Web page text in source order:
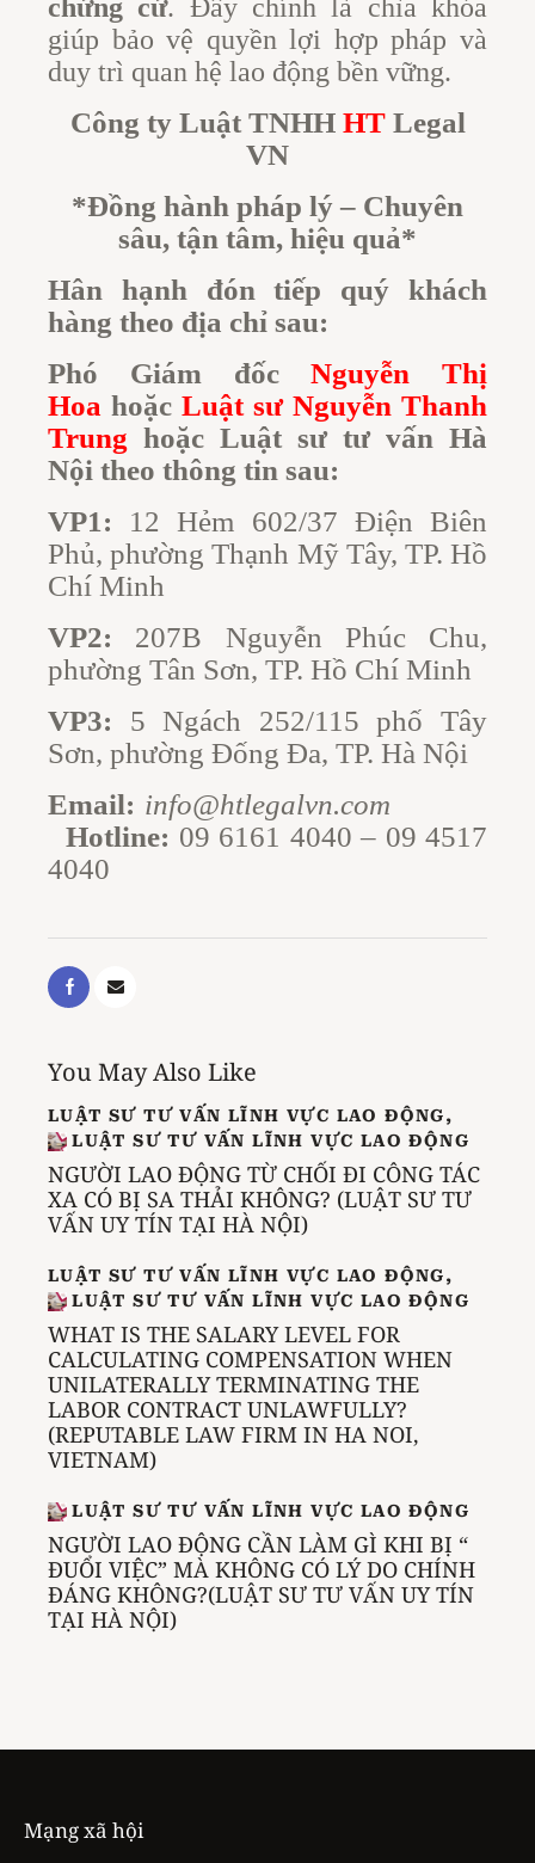
chứng cứ. Đây chính là chìa khóa
giúp bảo vệ quyền lợi hợp pháp và
duy trì quan hệ lao động bền vững.
Công ty Luật TNHH HTLegal
VN
*Đồng hành pháp lý – Chuyên
sâu, tận tâm, hiệu quả*
Hân hạnh đón tiếp quý khách
hàng theo địa chỉ sau:
Phó Giám đốc
Nguyễn Thị
Hoa hoặc Luật sư Nguyễn Thanh
Trung hoặc Luật sư tư vấn Hà
Nội theo thông tin sau:
VP1: 12 Hẻm 602/37 Điện Biên
Phủ, phường Thạnh Mỹ Tây, TP. Hồ
Chí Minh
VP2: 207B Nguyễn Phúc Chu,
phường Tân Sơn, TP. Hồ Chí Minh
VP3: 5 Ngách 252/115 phố Tây
Sơn, phường Đống Đa, TP. Hà Nội
Email: info@htlegalvn.com
Hotline: 09 6161 4040 – 09 4517
4040
You May Also Like
LUẬT SƯ TƯ VẤN LĨNH VỰC LAO ĐỘNG,
LUẬT SƯ TƯ VẤN LĨNH VỰC LAO ĐỘNG
NGƯỜI LAO ĐỘNG TỪ CHỐI ĐI CÔNG TÁC
XA CÓ BỊ SA THẢI KHÔNG? (LUẬT SƯ TƯ
VẤN UY TÍN TẠI HÀ NỘI)
LUẬT SƯ TƯ VẤN LĨNH VỰC LAO ĐỘNG,
LUẬT SƯ TƯ VẤN LĨNH VỰC LAO ĐỘNG
WHAT IS THE SALARY LEVEL FOR
CALCULATING COMPENSATION WHEN
UNILATERALLY TERMINATING THE
LABOR CONTRACT UNLAWFULLY?
(REPUTABLE LAW FIRM IN HA NOI,
VIETNAM)
LUẬT SƯ TƯ VẤN LĨNH VỰC LAO ĐỘNG
NGƯỜI LAO ĐỘNG CẦN LÀM GÌ KHI BỊ “
ĐUỔI VIỆC” MÀ KHÔNG CÓ LÝ DO CHÍNH
ĐÁNG KHÔNG?(LUẬT SƯ TƯ VẤN UY TÍN
TẠI HÀ NỘI)
Mạng xã hội